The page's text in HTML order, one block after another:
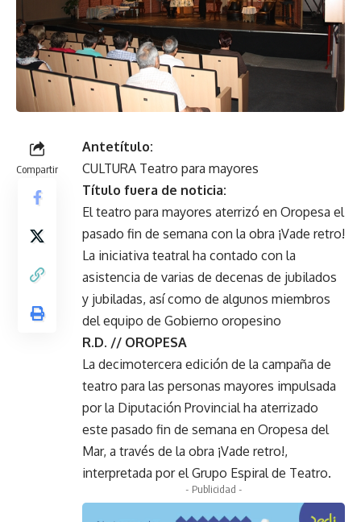
Compartir
Antetítulo:
CULTURA Teatro para mayores
Título fuera de noticia:
El teatro para mayores aterrizó en Oropesa el
pasado fin de semana con la obra ¡Vade retro!
La iniciativa teatral ha contado con la
asistencia de varias de decenas de jubilados
y jubiladas, así como de algunos miembros
del equipo de Gobierno oropesino
R.D. // OROPESA
La decimotercera edición de la campaña de
teatro para las personas mayores impulsada
por la Diputación Provincial ha aterrizado
este pasado fin de semana en Oropesa del
Mar, a través de la obra ¡Vade retro!,
interpretada por el Grupo Espiral de Teatro.
- Publicidad -